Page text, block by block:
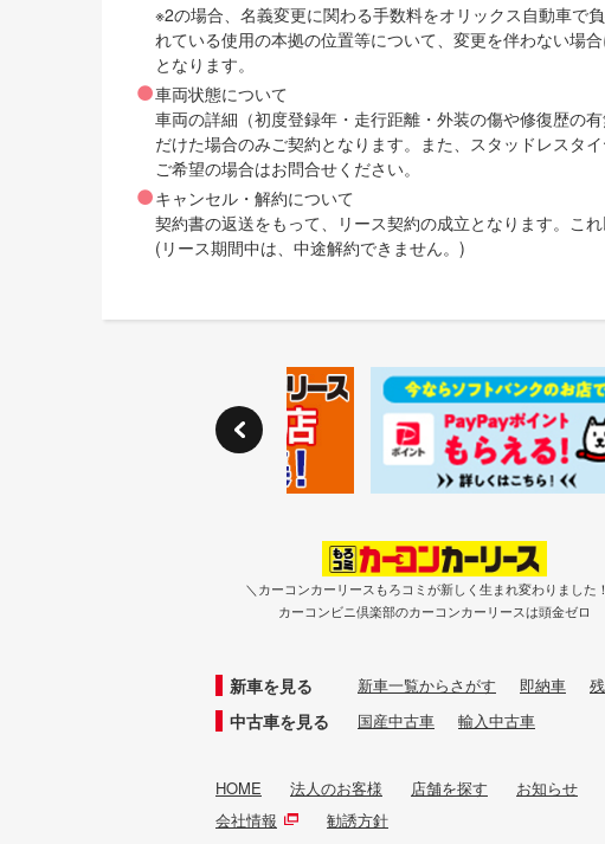
※2の場合、名義変更に関わる手数料をオリックス自動車で
れている使用の本拠の位置等について、変更を伴わない場
となります。
車両状態について
車両の詳細（初度登録年・走行距離・外装の傷や修復歴の
だけた場合のみご契約となります。また、スタッドレスタ
ご希望の場合はお問合せください。
キャンセル・解約について
契約書の返送をもって、リース契約の成立となります。こ
(リース期間中は、中途解約できません。)
＼カーコンカーリースもろコミが新しく生まれ変わりました
カーコンビニ倶楽部のカーコンカーリースは頭金ゼロ
新車を見る 新車一覧からさがす 即納車
中古車を見る 国産中古車 輸入中古車
HOME 法人のお客様 店舗を探す お知らせ
会社情報
勧誘方針